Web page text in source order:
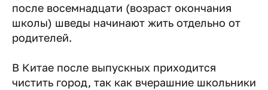
после восемнадцати (возраст окончания
школы) шведы начинают жить отдельно от
родителей.
В Китае после выпускных приходится
чистить город, так как вчерашние школьники